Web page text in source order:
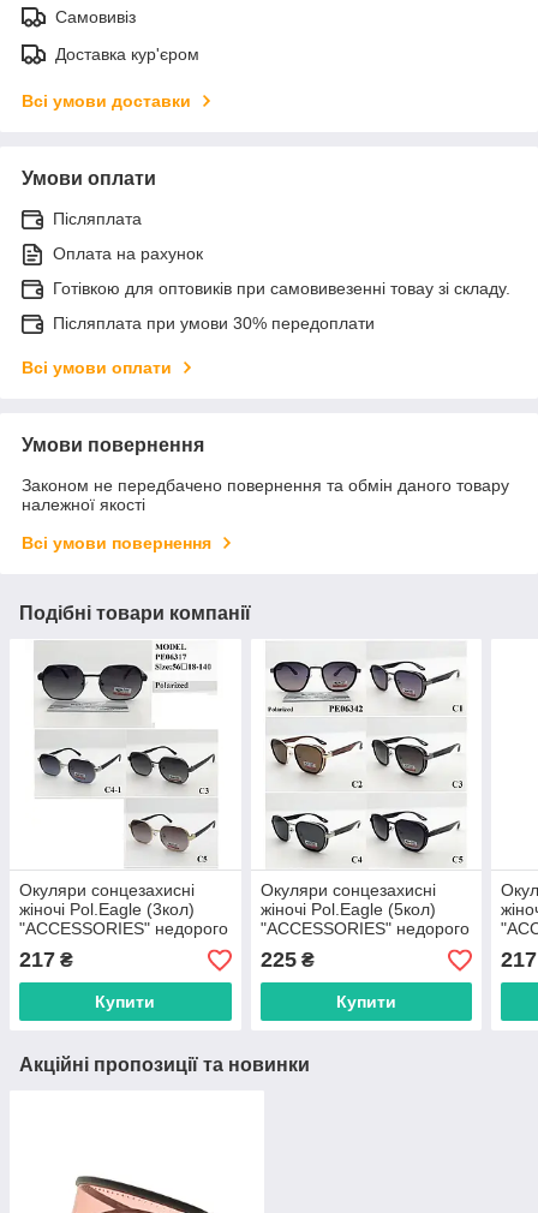
Самовивіз
Доставка кур'єром
Всі умови доставки
Умови оплати
Післяплата
Оплата на рахунок
Готівкою для оптовиків при самовивезенні товау зі складу.
Післяплата при умови 30% передоплати
Всі умови оплати
Умови повернення
Законом не передбачено повернення та обмін даного товару
належної якості
Всі умови повернення
Подібні товари компанії
Окуляри сонцезахисні
жіночі Pol.Eagle (3кол)
"ACCESSORIES" недорого
від прямого
постачальника
217 ₴
Купити
Окуляри сонцезахисні
жіночі Pol.Eagle (5кол)
"ACCESSORIES" недорого
від прямого
постачальника
225₴
Купити
від
217
Акційні пропозиції та новинки